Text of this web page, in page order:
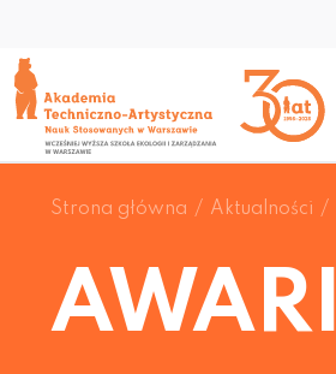
Strona główna Aktualności